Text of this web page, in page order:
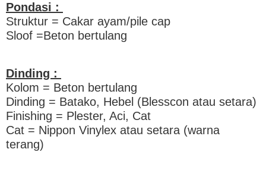
Pondasi :
Struktur = Cakar ayam/pile cap
Sloof =Beton bertulang
Dinding :
Kolom = Beton bertulang
Dinding = Batako, Hebel (Blesscon atau setara)
Finishing = Plester, Aci, Cat
Cat = Nippon Vinylex atau setara (warna
terang)